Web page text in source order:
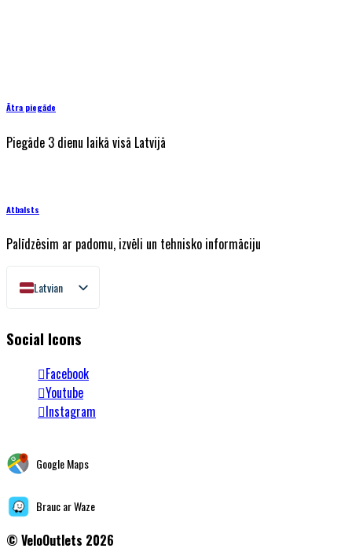
Ātra piegāde
Piegāde 3 dienu laikā visā Latvijā
Atbalsts
Palīdzēsim ar padomu, izvēli un tehnisko informāciju
Latvian
English
Lithuanian
Estonian
Social Icons
Facebook
Youtube
Instagram
Google Maps
Brauc ar Waze
© VeloOutlets 2026